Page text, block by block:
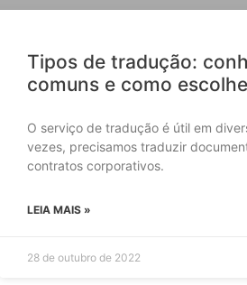
Tipos de tradução:
comuns e como
O serviço de tradução é útil em
vezes, precisamos traduzir
contratos corporativos.
LEIA MAIS »
28 de outubro de 2022